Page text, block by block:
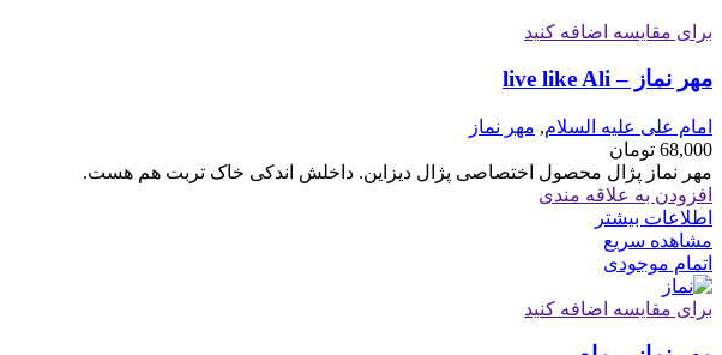
برای مقایسه اضافه کنید
مهر نماز – live like Ali
امام علی علیه السلام, مهر نماز
68,000 تومان
مهر نماز پژال محصول اختصاصی پژال دیزاین. داخلش اندکی خاک تربت هم هست.
افزودن به علاقه مندی
اطلاعات بیشتر
مشاهده سریع
اتمام موجودی
برای مقایسه اضافه کنید